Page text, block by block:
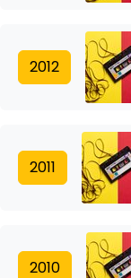
2012
2011
2010